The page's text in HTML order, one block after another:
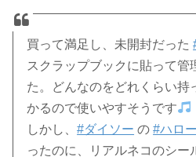
買って満足し、未開封だった
スクラップブックに貼って管
た。どんなのをどれくらい持
かるので使いやすそうです
しかし、#ダイソー の#ハロ
ったのに、リアルネコのシー